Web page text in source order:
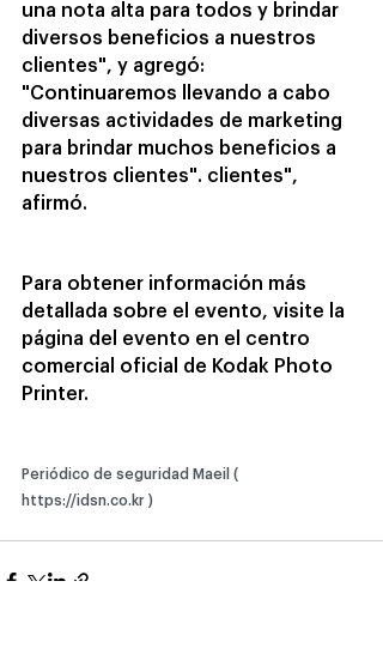
una nota alta para todos y brindar
diversos beneficios a nuestros
clientes", y agregó:
"Continuaremos llevando a cabo
diversas actividades de marketing
para brindar muchos beneficios a
nuestros clientes". clientes",
afirmó.
Para obtener información más
detallada sobre el evento, visite la
página del evento en el centro
comercial oficial de Kodak Photo
Printer.
Periódico de seguridad Maeil (
https://idsn.co.kr )